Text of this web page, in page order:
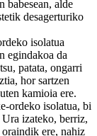
babesean, alde
desagerturiko
isolatua
egindakoa da
patata, ongarri
hor sartzen
kamioia ere.
ordeko isolatua, bi
Ura izateko, berriz,
oraindik ere, nahiz